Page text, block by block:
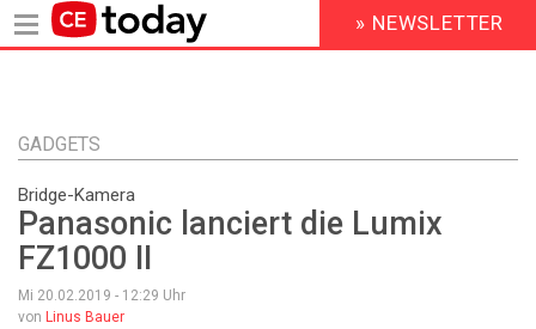
Inhalt
HEADER
MENU
» NEWSLETTER
GADGETS
Bridge-Kamera
Panasonic lanciert die Lumix
FZ1000 II
Mi 20.02.2019 - 12:29 Uhr
von Linus Bauer